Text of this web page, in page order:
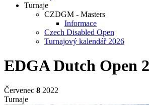
Turnaje
CZDGM - Masters
Informace
Czech Disabled Open
Turnajový kalendář 2026
EDGA Dutch Open
Červenec 8 2022
Turnaje